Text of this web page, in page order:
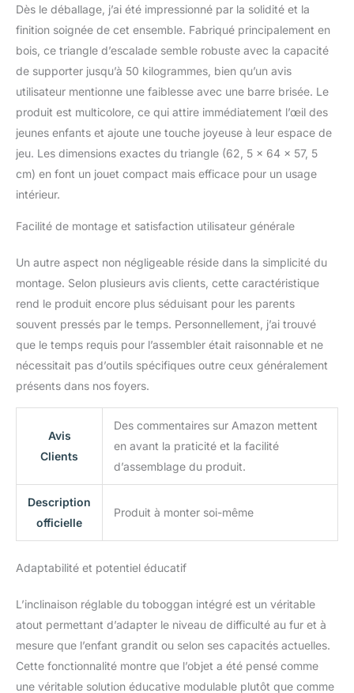
cachées et la surface
lisse protègent les
sont faciles à nettoyer.
【Matériel de gym
pour enfants:】Ce jouet
d'escalade combine la
l'escalade triangulaire,
qui répondent aux
différents besoins
améliorer l'équilibre et
【Installation facile】Ce
livré avec un manuel
d'utilisation facile à
comprendre et tout le
matériel dont vous avez
puissiez facilement
Dès le déballage, j’ai été impressionné par la solidité et la
finition soignée de cet ensemble. Fabriqué principalement en
bois, ce triangle d’escalade semble robuste avec la capacité
de supporter jusqu’à 50 kilogrammes, bien qu’un avis
utilisateur mentionne une faiblesse avec une barre brisée. Le
produit est multicolore, ce qui attire immédiatement l’œil des
jeunes enfants et ajoute une touche joyeuse à leur espace de
jeu. Les dimensions exactes du triangle (62, 5 x 64 x 57, 5
cm) en font un jouet compact mais efficace pour un usage
intérieur.
Facilité de montage et satisfaction utilisateur générale
Un autre aspect non négligeable réside dans la simplicité du
montage. Selon plusieurs avis clients, cette caractéristique
rend le produit encore plus séduisant pour les parents
souvent pressés par le temps. Personnellement, j’ai trouvé
que le temps requis pour l’assembler était raisonnable et ne
nécessitait pas d’outils spécifiques outre ceux généralement
présents dans nos foyers.
Avis
Clients
Des commentaires sur Amazon mettent
en avant la praticité et la facilité
d’assemblage du produit.
Description
officielle
Produit à monter soi-même
Adaptabilité et potentiel éducatif
L’inclinaison réglable du toboggan intégré est un véritable
atout permettant d’adapter le niveau de difficulté au fur et à
mesure que l’enfant grandit ou selon ses capacités actuelles.
Cette fonctionnalité montre que l’objet a été pensé comme
une véritable solution éducative modulable plutôt que comme